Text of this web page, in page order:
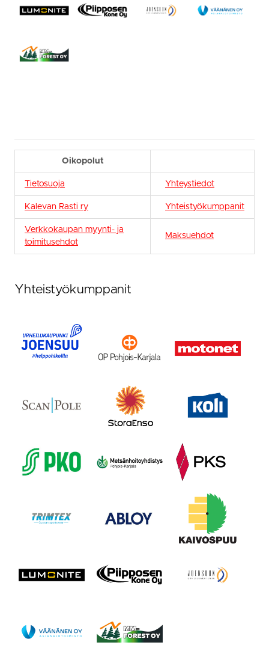
Oikopolut
Tietosuoja Yhteystiedot
Kalevan Rasti ry Yhteistyökumppanit
Verkkokaupan myynti- ja
toimitusehdot
Maksuehdot
Yhteistyökumppanit